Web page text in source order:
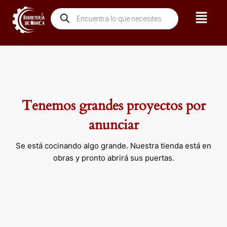
contenido
Búsqueda
de
productos
Menú
Tenemos grandes proyectos por
anunciar
Se está cocinando algo grande. Nuestra tienda está en
obras y pronto abrirá sus puertas.